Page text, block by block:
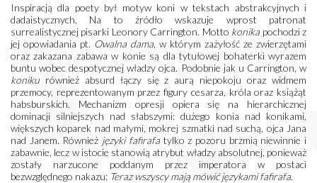
Inspiracją dla poety był motyw koni w tekstach abstrakcyjnych i
dadaistycznych. Na to źródło wskazuje wprost patronat
surrealistycznej pisarki Leonory Carrington. Motto konika pochodzi z
jej opowiadania pt. Owalna dama, w którym zażyłość ze zwierzętami
oraz zakazana zabawa w konie są dla tytułowej bohaterki wyrazem
buntu wobec despotycznej władzy ojca. Podobnie jak u Carrington, w
koniku również absurd łączy się z aurą niepokoju oraz widmem
przemocy, reprezentowanym przez figury cesarza, króla oraz książąt
habsburskich. Mechanizm opresji opiera się na hierarchicznej
dominacji silniejszych nad słabszymi: dużego konia nad konikami,
większych koparek nad małymi, mokrej szmatki nad suchą, ojca Jana
nad Janem. Również języki fafirafa tylko z pozoru brzmią niewinnie i
zabawnie, lecz w istocie stanowią atrybut władzy absolutnej, ponieważ
zostały narzucone poddanym przez imperatora w postaci
bezwzględnego nakazu: Teraz wszyscy mają mówić językami fafirafa.